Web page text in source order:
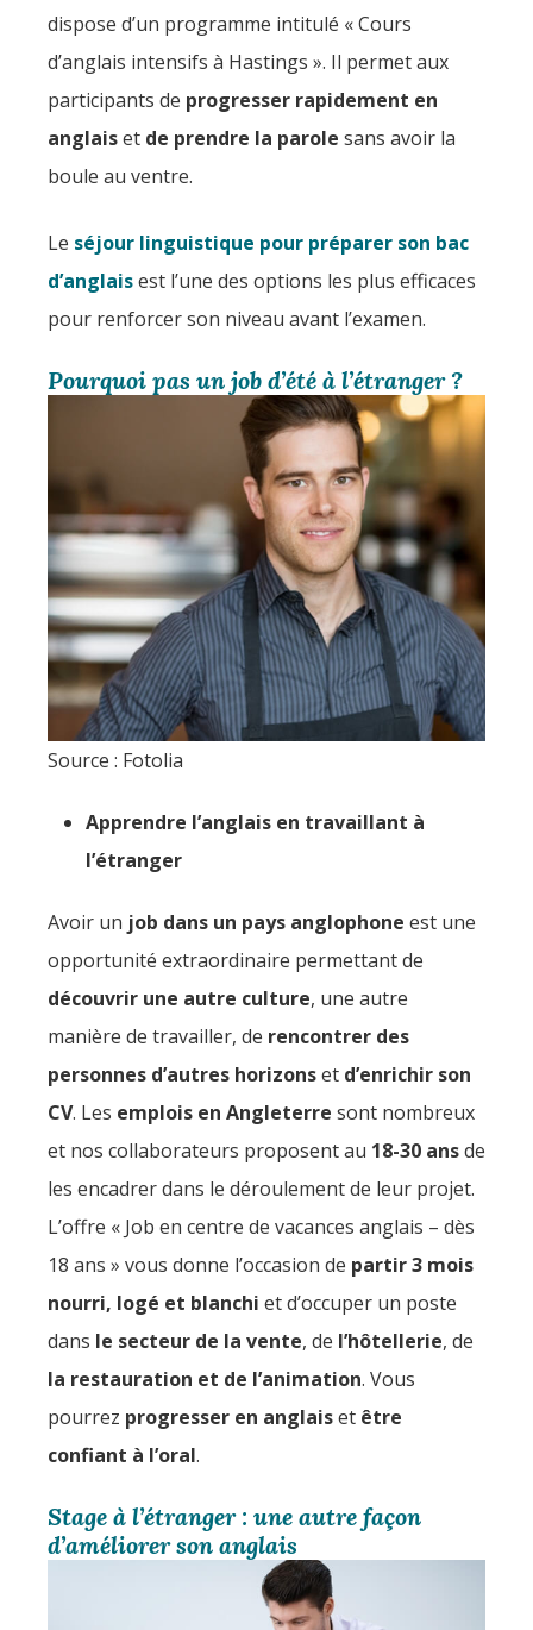
dispose d’un programme intitulé « Cours
d’anglais intensifs à Hastings ». Il permet aux
participants de progresser rapidement en
anglaiset de prendre la parole sans avoir la
boule au ventre.
Le séjour linguistique pour préparer son bac
d’anglaisest l’une des options les plus efficaces
pour renforcer son niveau avant l’examen.
Pourquoi pas un job d’été à l’étranger ?
Source : Fotolia
Apprendre l’anglais en travaillant à
l’étranger
Avoir un job dans un pays anglophone est une
opportunité extraordinaire permettant de
découvrir une autre culture, une autre
manière de travailler, de rencontrer des
personnes d’autres horizonset d’enrichir son
CV. Les emplois en Angleterre sont nombreux
et nos collaborateurs proposent au 18-30 ansde
les encadrer dans le déroulement de leur projet.
L’offre « Job en centre de vacances anglais – dès
18 ans » vous donne l’occasion de partir 3 mois
nourri, logé et blanchi et d’occuper un poste
dans le secteur de la vente, de l’hôtellerie, de
la restauration et de l’animation. Vous
pourrez progresser en anglaiset être
confiant à l’oral.
Stage à l’étranger : une autre façon
d’améliorer son anglais